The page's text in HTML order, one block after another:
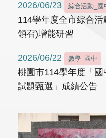
2026/06/23 綜合活動_國
114學年度全市綜合
領召)增能研習
2026/06/22 數學_國中
桃園市114學年度「國
試題甄選」成績公告